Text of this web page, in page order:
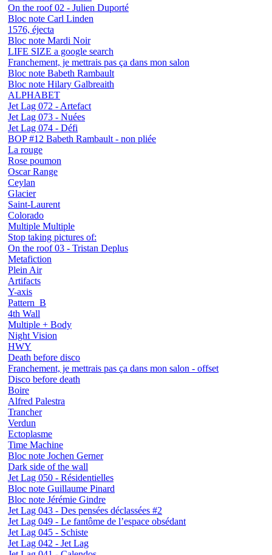
On the roof 02 - Julien Duporté
Bloc note Carl Linden
1576, éjecta
Bloc note Mardi Noir
LIFE SIZE a google search
Franchement, je mettrais pas ça dans mon salon
Bloc note Babeth Rambault
Bloc note Hilary Galbreaith
ALPHABET
Jet Lag 072 - Artefact
Jet Lag 073 - Nuées
Jet Lag 074 - Défi
BOP #12 Babeth Rambault - non pliée
La rouge
Rose poumon
Oscar Range
Ceylan
Glacier
Saint-Laurent
Colorado
Multiple Multiple
Stop taking pictures of:
On the roof 03 - Tristan Deplus
Metafiction
Plein Air
Artifacts
Y-axis
Pattern_B
4th Wall
Multiple + Body
Night Vision
HWY
Death before disco
Franchement, je mettrais pas ça dans mon salon - offset
Disco before death
Boire
Alfred Palestra
Trancher
Verdun
Ectoplasme
Time Machine
Bloc note Jochen Gerner
Dark side of the wall
Jet Lag 050 - Résidentielles
Bloc note Guillaume Pinard
Bloc note Jérémie Gindre
Jet Lag 043 - Des pensées déclassées #2
Jet Lag 049 - Le fantôme de l’espace obsédant
Jet Lag 045 - Schiste
Jet Lag 042 - Jet Lag